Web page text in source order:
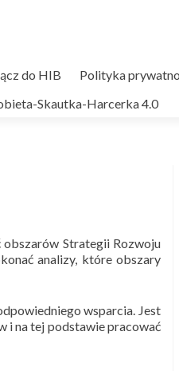
do HIB Polityka
Skautka-Harcerka 4.0
Strategii Rozwoju
analizy, które obszary
wsparcia. Jest
i na tej podstawie pracować